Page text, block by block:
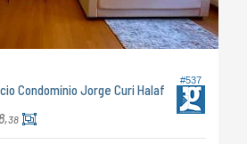
#537
Condomínio Jorge Curi Halaf
38